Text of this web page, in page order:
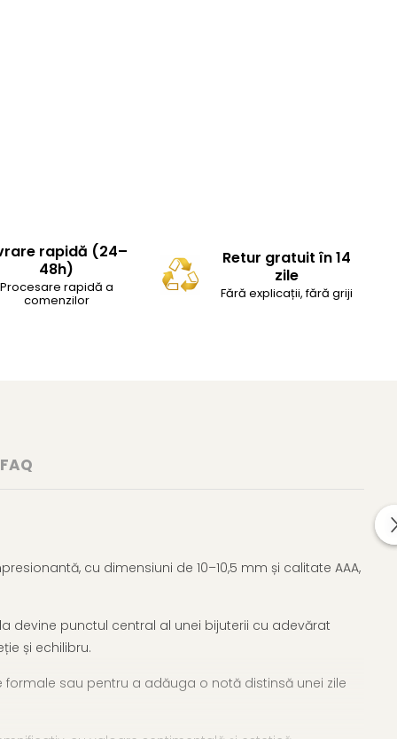
rapidă (24–
48h)
Procesare rapidă a
comenzilor
Retur gratuit în 14
zile
Fără explicații, fără griji
FAQ
cu dimensiuni de 10–10,5 mm și calitate AAA,
devine punctul central al unei bijuterii cu adevărat
și echilibru.
sau pentru a adăuga o notă distinsă unei zile